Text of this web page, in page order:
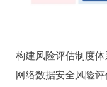
构建风险评估制度
网络数据安全风险